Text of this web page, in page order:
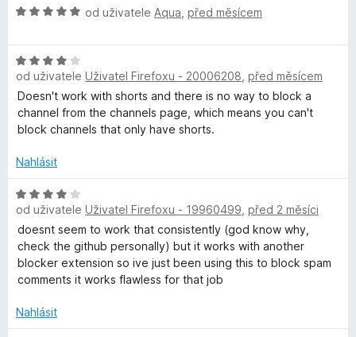
5
n
5
z
5
H
n
o
c
e
n
:
z
5
od uživatele Aqua před měsícem
H
o
d
n
o
e
í
:
4
z
5
od uživatele Uživatel Firefoxu - 20006208 před měsícem
Doesn't work with shorts and there is no way to block a
channel from the channels page, which means you can't
block channels that only have shorts.
Nahlásit
H
o
d
n
o
c
n
od uživatele Uživatel Firefoxu - 19960499 před 2 měsíci
doesnt seem to work that consistently (god know why,
check the github personally) but it works with another
blocker extension so ive just been using this to block spam
comments it works flawless for that job
Nahlásit